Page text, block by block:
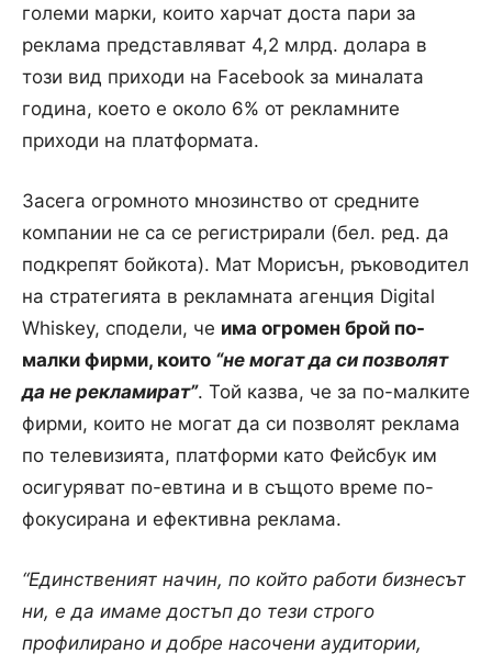
големи марки, които харчат доста пари за
реклама представляват 4,2 млрд. долара в
този вид приходи на Facebook за миналата
година, което е около 6% от рекламните
приходи на платформата.
Засега огромното мнозинство от средните
компании не са се регистрирали (бел. ред. да
подкрепят бойкота). Мат Морисън, ръководител
на стратегията в рекламната агенция Digital
Whiskey, сподели, че има огромен брой по-
малки фирми, които “не могат да си позволят
да не рекламират”. Той казва, че за по-малките
фирми, които не могат да си позволят реклама
по телевизията, платформи като Фейсбук им
осигуряват по-евтина и в същото време по-
фокусирана и ефективна реклама.
“Единственият начин, по който работи бизнесът
ни, е да имаме достъп до тези строго
профилирано и добре насочени аудитории,